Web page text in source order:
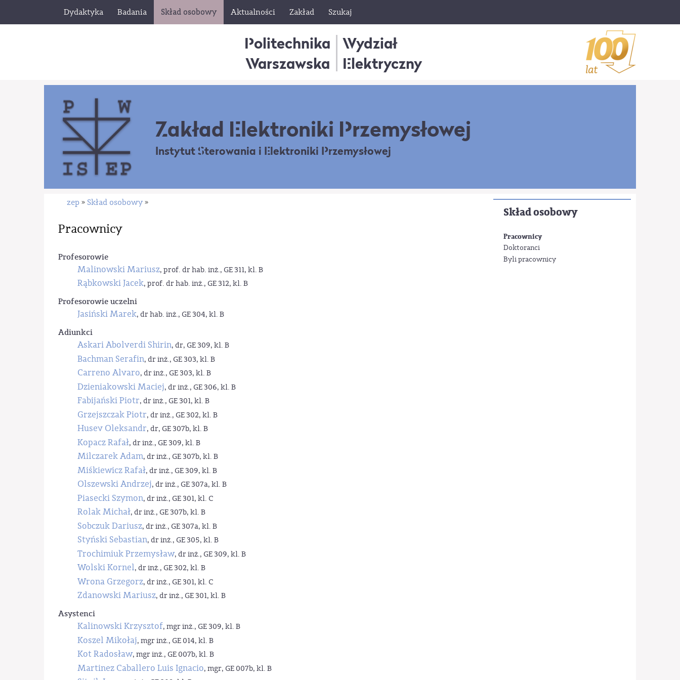
Dydaktyka Badania Skład osobowy Aktualności Zakład Szukaj
Politechnika
Warszawska
Wydział
Elektryczny
Zakład Elektroniki Przemysłowej
Instytut Sterowania i Elektroniki Przemysłowej
Skład osobowy
Pracownicy
Doktoranci
Byli pracownicy
zep » Skład osobowy »
Pracownicy
Profesorowie
Malinowski Mariusz, prof. dr hab. inż., GE 311, kl. B
Rąbkowski Jacek, prof. dr hab. inż., GE 312, kl. B
Profesorowie uczelni
Jasiński Marek, dr hab. inż., GE 304, kl. B
Adiunkci
Askari Abolverdi Shirin, dr, GE 309, kl. B
Bachman Serafin, dr inż., GE 303, kl. B
Carreno Alvaro, dr inż., GE 303, kl. B
Dzieniakowski Maciej, dr inż., GE 306, kl. B
Fabijański Piotr, dr inż., GE 301, kl. B
Grzejszczak Piotr, dr inż., GE 302, kl. B
Husev Oleksandr, dr, GE 307b, kl. B
Kopacz Rafał, dr inż., GE 309, kl. B
Milczarek Adam, dr inż., GE 307b, kl. B
Miśkiewicz Rafał, dr inż., GE 309, kl. B
Olszewski Andrzej, dr inż., GE 307a, kl. B
Piasecki Szymon, dr inż., GE 301, kl. C
Rolak Michał, dr inż., GE 307b, kl. B
Sobczuk Dariusz, dr inż., GE 307a, kl. B
Styński Sebastian, dr inż., GE 305, kl. B
Trochimiuk Przemysław, dr inż., GE 309, kl. B
Wolski Kornel, dr inż., GE 302, kl. B
Wrona Grzegorz, dr inż., GE 301, kl. C
Zdanowski Mariusz, dr inż., GE 301, kl. B
Asystenci
Kalinowski Krzysztof, mgr inż., GE 309, kl. B
Koszel Mikołaj, mgr inż., GE 014, kl. B
Kot Radosław, mgr inż., GE 007b, kl. B
Martinez Caballero Luis Ignacio, mgr, GE 007b, kl. B